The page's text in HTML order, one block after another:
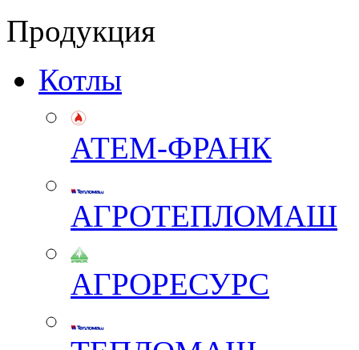
Продукция
Котлы
АТЕМ-ФРАНК
АГРОТЕПЛОМАШ
АГРОРЕСУРС